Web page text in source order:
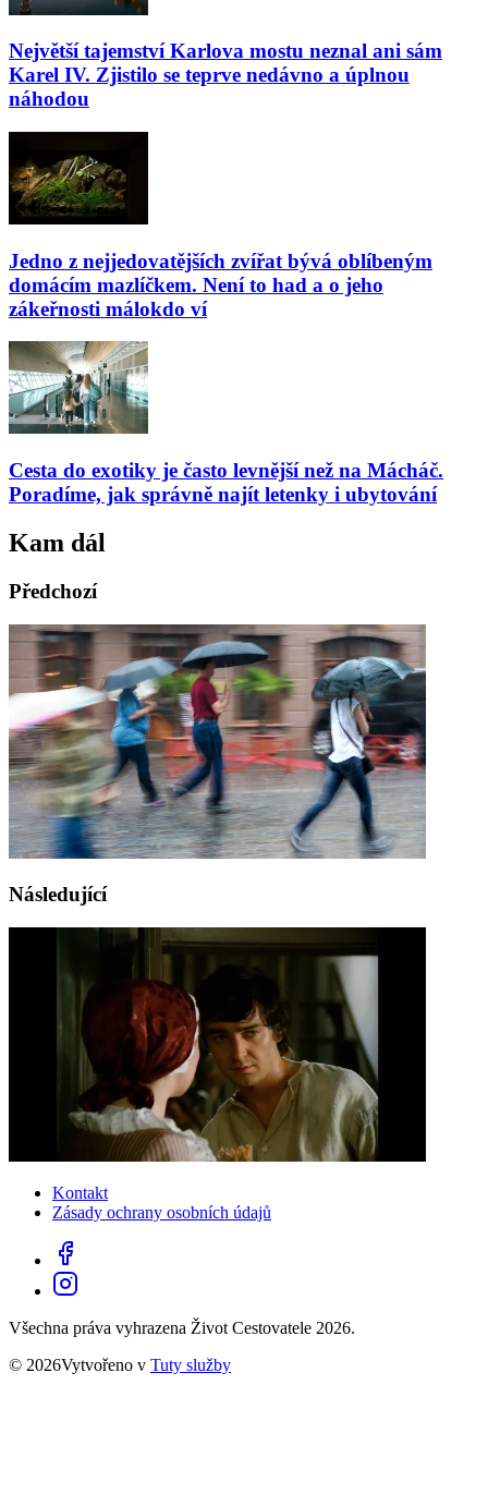
Největší tajemství Karlova mostu neznal ani sám
Karel IV. Zjistilo se teprve nedávno a úplnou
náhodou
Jedno z nejjedovatějších zvířat bývá oblíbeným
domácím mazlíčkem. Není to had a o jeho
zákeřnosti málokdo ví
Cesta do exotiky je často levnější než na Mácháč.
Poradíme, jak správně najít letenky i ubytování
Kam dál
Předchozí
Následující
Kontakt
Zásady ochrany osobních údajů
Všechna práva vyhrazena Život Cestovatele 2026.
© 2026Vytvořeno v Tuty služby